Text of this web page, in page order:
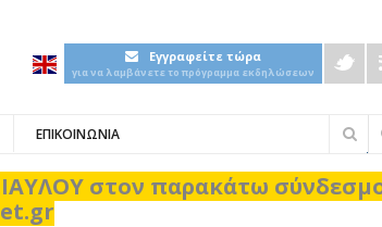
Εγγραφείτε τώρα
για να λαμβάνετε το πρόγραμμα εκδηλώσεων
ΕΠΙΚΟΙΝΩΝΙΑ
στον παρακάτω